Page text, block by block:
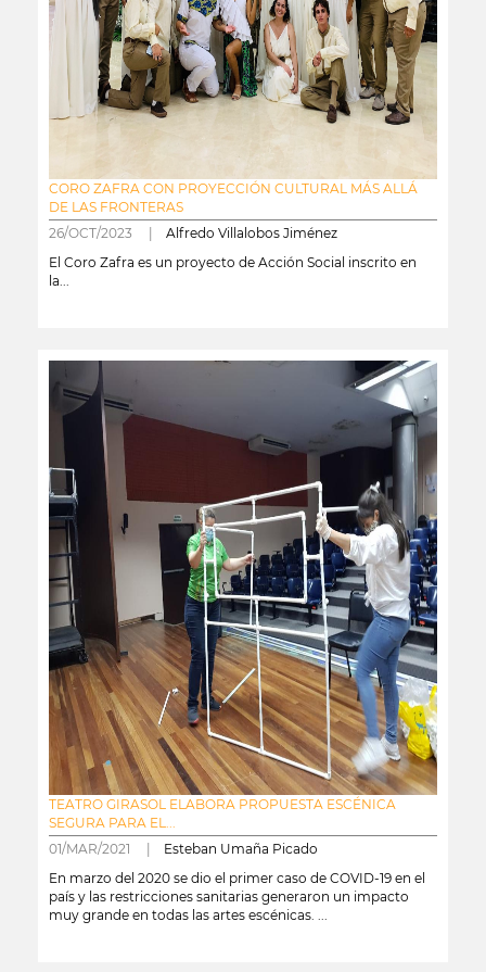
CORO ZAFRA CON PROYECCIÓN CULTURAL MÁS ALLÁ
DE LAS FRONTERAS
26/OCT/2023 | Alfredo Villalobos Jiménez
El Coro Zafra es un proyecto de Acción Social inscrito en
la...
TEATRO GIRASOL ELABORA PROPUESTA ESCÉNICA
SEGURA PARA EL...
01/MAR/2021 | Esteban Umaña Picado
En marzo del 2020 se dio el primer caso de COVID-19 en el
país y las restricciones sanitarias generaron un impacto
muy grande en todas las artes escénicas. ...